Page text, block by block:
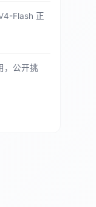
Flash 正
，公开挑